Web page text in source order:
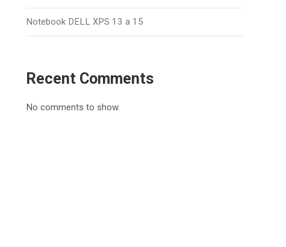
Notebook DELL XPS 13 a 15
Recent Comments
No comments to show.